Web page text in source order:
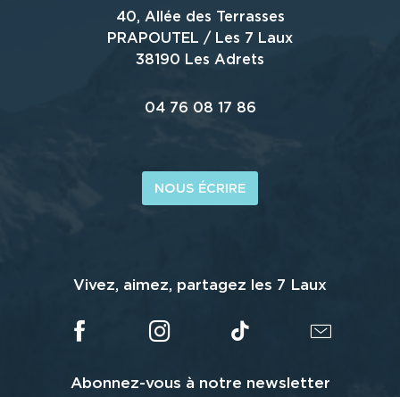
40, Allée des Terrasses
PRAPOUTEL / Les 7 Laux
38190 Les Adrets
04 76 08 17 86
NOUS ÉCRIRE
Vivez, aimez, partagez les 7 Laux
Abonnez-vous à notre newsletter